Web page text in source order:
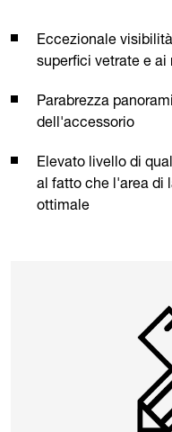
Eccezionale
superfici vetrate e
Parabrezza
dell'accessorio
Elevato livello di
al fatto che l'area di
ottimale